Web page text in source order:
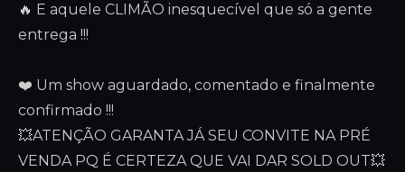
🔥 E aquele CLIMÃO inesquecível que só a gente
entrega !!!
❤️ Um show aguardado, comentado e finalmente
confirmado !!!
💥ATENÇÃO GARANTA JÁ SEU CONVITE NA PRÉ
VENDA PQ É CERTEZA QUE VAI DAR SOLD OUT💥